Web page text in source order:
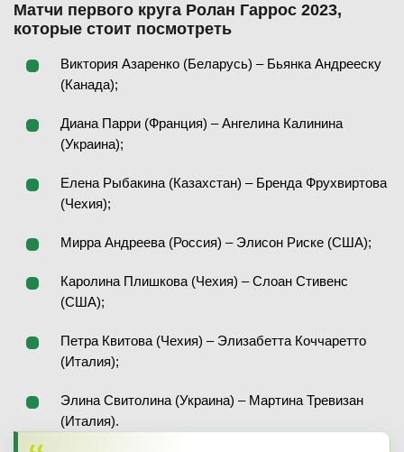
Матчи первого круга Ролан Гаррос 2023,
которые стоит посмотреть
Виктория Азаренко (Беларусь) – Бьянка Андрееску
(Канада);
Диана Парри (Франция) – Ангелина Калинина
(Украина);
Елена Рыбакина (Казахстан) – Бренда Фрухвиртова
(Чехия);
Мирра Андреева (Россия) – Элисон Риске (США);
Каролина Плишкова (Чехия) – Слоан Стивенс
(США);
Петра Квитова (Чехия) – Элизабетта Коччаретто
(Италия);
Элина Свитолина (Украина) – Мартина Тревизан
(Италия).